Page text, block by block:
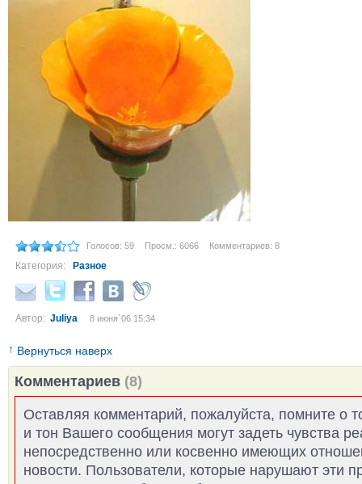
Голосов: 59 Просм.: 6066 Комментариев: 8
Категория: Разное
Автор: Juliya 8 июня´06 15:34
↑ Вернуться наверх
Комментариев (8)
Оставляя комментарий, пожалуйста, помните о
и тон Вашего сообщения могут задеть чувства
непосредственно или косвенно имеющих
новости. Пользователи, которые нарушают эти